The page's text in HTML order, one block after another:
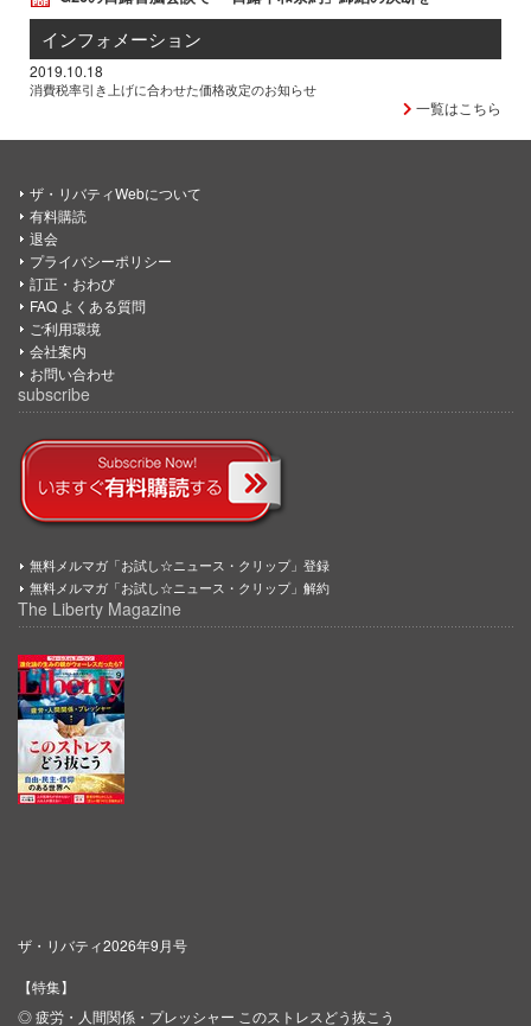
インフォメーション
2019.10.18
消費税率引き上げに合わせた価格改定のお知らせ
一覧はこちら
ザ・リバティWebについて
有料購読
退会
プライバシーポリシー
訂正・おわび
FAQ よくある質問
ご利用環境
会社案内
お問い合わせ
subscribe
無料メルマガ「お試し☆ニュース・クリップ」登録
無料メルマガ「お試し☆ニュース・クリップ」解約
The Liberty Magazine
ザ・リバティ2026年9月号
【特集】
◎ 疲労・人間関係・プレッシャー このストレスどう抜こう